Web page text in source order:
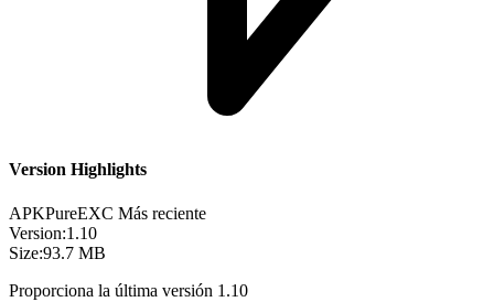
Version Highlights
APKPureEXC Más reciente
Version:1.10
Size:93.7 MB
Proporciona la última versión 1.10